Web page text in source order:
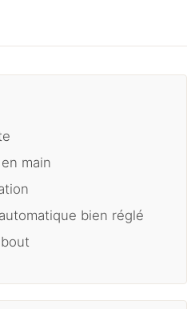
main
bien réglé